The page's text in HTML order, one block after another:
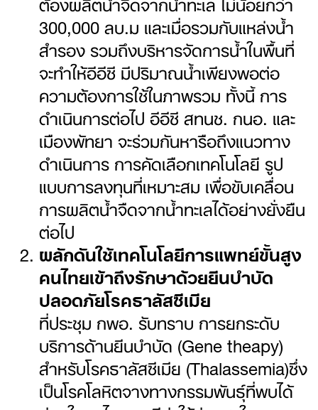
300,000 ลบ.ม และเมื่อรวมกับแหล่งน้ำ
สำรอง รวมถึงบริหารจัดการน้ำในพื้นที่
จะทำให้อีอีซี มีปริมาณน้ำเพียงพอต่อ
ความต้องการใช้ในภาพรวม ทั้งนี้ การ
ดำเนินการต่อไป อีอีซี สทนช. กนอ. และ
เมืองพัทยา จะร่วมกันหารือถึงแนวทาง
ดำเนินการ การคัดเลือกเทคโนโลยี รูป
แบบการลงทุนที่เหมาะสม เพื่อขับเคลื่อน
การผลิตน้ำจืดจากน้ำทะเลได้อย่างยั่งยืน
ต่อไป
ผลักดันใช้เทคโนโลยีการแพทย์ขั้นสูง
คนไทยเข้าถึงรักษาด้วยยีนบำบัด
ปลอดภัยโรคธาลัสซีเมีย
ที่ประชุม กพอ. รับทราบ การยกระดับ
บริการด้านยีนบำบัด (Gene theapy)
สำหรับโรคธาลัสซีเมีย (Thalassemia)ซึ่ง
เป็นโรคโลหิตจางทางกรรมพันธุ์ที่พบได้